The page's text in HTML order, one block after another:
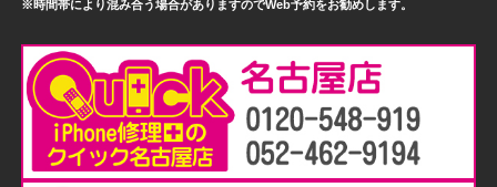
※時間帯により混み合う場合がありますのでWeb予約をお勧めします。